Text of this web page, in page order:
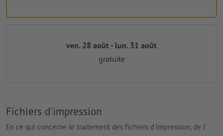
ven. 28 août - lun. 31 août
gratuite
Fichiers d'impression
En ce qui concerne le traitement des fichiers d'impression, de l'